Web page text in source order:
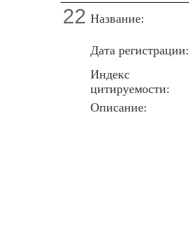
22 Название:
Дата регистрации:
Индекс
цитируемости:
Описание: